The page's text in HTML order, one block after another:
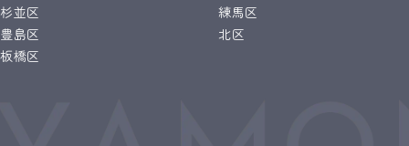
杉並区
練馬区
豊島区
北区
板橋区